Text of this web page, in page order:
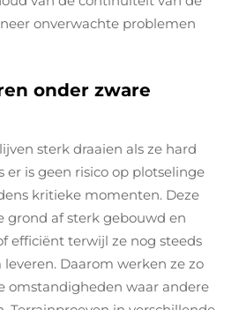
onverwachte problemen
onder zware
sterk draaien als ze hard
er is geen risico op plotselinge
kritieke momenten. Deze
grond af sterk gebouwd en
efficiënt terwijl ze nog steeds
Daarom werken ze zo
omstandigheden waar andere